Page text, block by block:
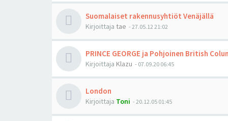
Suomalaiset rakennusyhtiöt Venäjällä
Kirjoittaja tae - 27.05.12 21:02
PRINCE GEORGE ja Pohjoinen British
Kirjoittaja Klazu - 07.09.20 06:45
London
Kirjoittaja Toni - 20.12.05 01:45